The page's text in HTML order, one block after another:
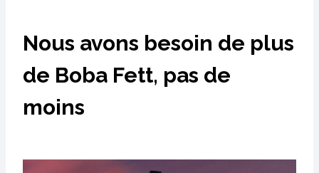
Nous avons besoin de plus
de Boba Fett, pas de
moins